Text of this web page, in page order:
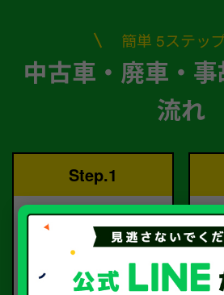
簡単 5ステッ
中古車・廃車・
流れ
Step.1
ご依頼